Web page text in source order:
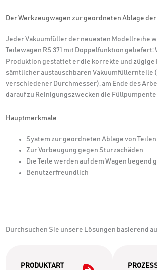
Der Werkzeugwagen zur geordneten Ablage
Jeder Vakuumfüller der neuesten Modellreihe
Teilewagen RS 371 mit Doppelfunktion geliefert:
Produktion gestattet er die korrekte und
sämtlicher austauschbaren Vakuumfüllernteile
verschiedener Durchmesser), am Ende des
darauf zu Reinigungszwecken die
Hauptmerkmale
System zur geordneten Ablage von Teilen
Zur Vorbeugung gegen Sturzschäden
Die Teile werden auf dem Wagen liegend
Benutzerfreundlich
Durchsuchen Sie unsere Lösungen basierend
PRODUKTART